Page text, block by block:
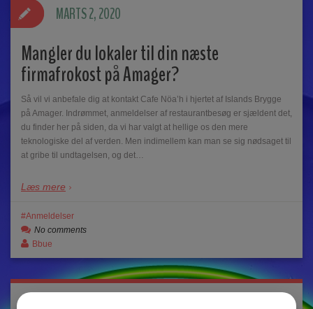
Mangler du lokaler til din næste
firmafrokost på Amager?
Så vil vi anbefale dig at kontakt Cafe Nöa’h i hjertet af Islands Brygge
på Amager. Indrømmet, anmeldelser af restaurantbesøg er sjældent det,
du finder her på siden, da vi har valgt at hellige os den mere
teknologiske del af verden. Men indimellem kan man se sig nødsaget til
at gribe til undtagelsen, og det…
Læs mere
MARTS 2, 2020
Anmeldelser
No comments
Bbue